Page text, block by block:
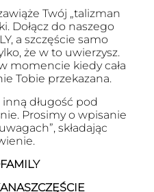
Twój „talizman
Dołącz do naszego
a szczęście samo
że w to uwierzysz.
momencie kiedy cała
Tobie przekazana.
długość pod
Prosimy o wpisanie
składając